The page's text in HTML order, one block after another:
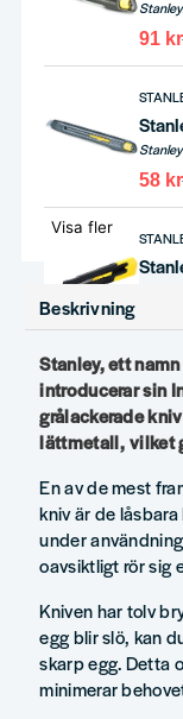
91 kr
58 kr
Visa fler
Beskrivning
Stanley, ett
introducerar sin
grålackerade
lättmetall, vilket
En av de mest
kniv är de
under
oavsiktligt rör sig
Kniven har tolv
egg blir slö, kan
skarp egg. Detta
minimerar